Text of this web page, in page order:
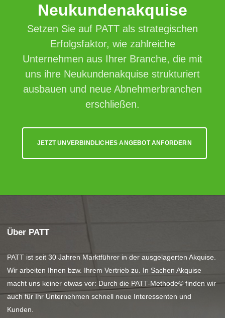
Neukundenakquise
Setzen Sie auf PATT als strategischen
Erfolgsfaktor, wie zahlreiche
Unternehmen aus Ihrer Branche, die mit
uns ihre Neukundenakquise strukturiert
ausbauen und neue Abnehmerbranchen
erschließen.
JETZT UNVERBINDLICHES ANGEBOT ANFORDERN
Über PATT
PATT ist seit 30 Jahren Marktführer in der ausgelagerten Akquise.
Wir arbeiten Ihnen bzw. Ihrem Vertrieb zu. In Sachen Akquise
macht uns keiner etwas vor: Durch die PATT-Methode© finden wir
auch für Ihr Unternehmen schnell neue Interessenten und
Kunden.